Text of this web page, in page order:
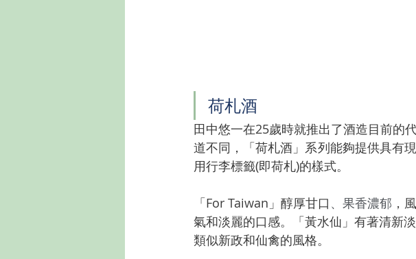
荷札酒
田中悠一在25歲時就推出了酒造目前的
道不同，「荷札酒」系列能夠提供具有
用行李標籤(即荷札)的樣式。
「For Taiwan」醇厚甘口 、果香濃郁 ，
氣和淡麗的口感。「黃水仙」有著清新
類似新政和仙禽的風格。